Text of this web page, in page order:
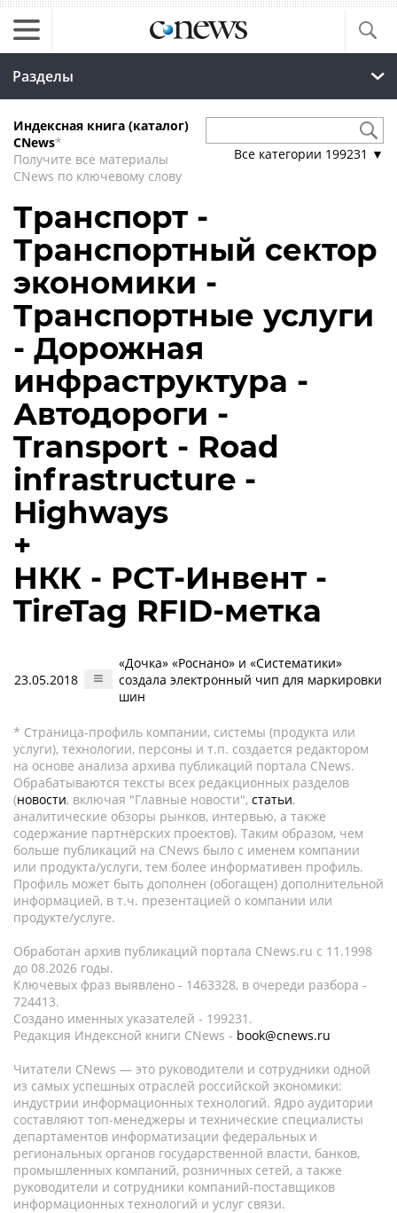
Разделы
Индексная книга (каталог)
CNews*
Получите все материалы
CNews по ключевому слову
Все категории 199231 ▼
Транспорт -
Транспортный сектор
экономики -
Транспортные услуги
- Дорожная
инфраструктура -
Автодороги -
Transport - Road
infrastructure -
Highways
+
НКК - РСТ-Инвент -
TireTag RFID-метка
23.05.2018
«Дочка» «Роснано» и «Систематики»
создала электронный чип для маркировки
шин
* Страница-профиль компании, системы (продукта или
услуги), технологии, персоны и т.п. создается редактором
на основе анализа архива публикаций портала CNews.
Обрабатываются тексты всех редакционных разделов
(новости, включая "Главные новости", статьи,
аналитические обзоры рынков, интервью, а также
содержание партнёрских проектов). Таким образом, чем
больше публикаций на CNews было с именем компании
или продукта/услуги, тем более информативен профиль.
Профиль может быть дополнен (обогащен) дополнительной
информацией, в т.ч. презентацией о компании или
продукте/услуге.
Обработан архив публикаций портала CNews.ru c 11.1998
до 08.2026 годы.
Ключевых фраз выявлено - 1463328, в очереди разбора -
724413.
Создано именных указателей - 199231.
Редакция Индексной книги CNews - book@cnews.ru
Читатели CNews — это руководители и сотрудники одной
из самых успешных отраслей российской экономики:
индустрии информационных технологий. Ядро аудитории
составляют топ-менеджеры и технические специалисты
департаментов информатизации федеральных и
региональных органов государственной власти, банков,
промышленных компаний, розничных сетей, а также
руководители и сотрудники компаний-поставщиков
информационных технологий и услуг связи.